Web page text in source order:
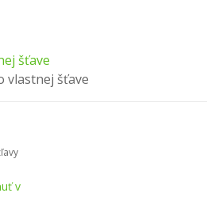
šťave
vlastnej šťave
v